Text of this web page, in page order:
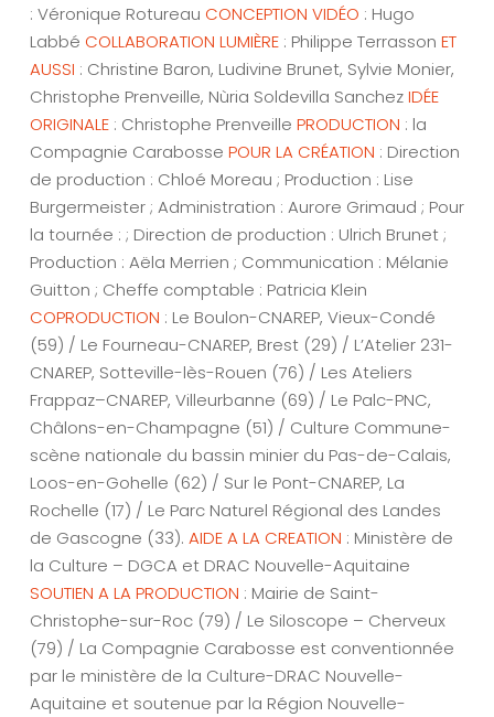
: Véronique Rotureau CONCEPTION VIDÉO : Hugo
Labbé COLLABORATION LUMIÈRE: Philippe Terrasson ET
AUSSI : Christine Baron, Ludivine Brunet, Sylvie Monier,
Christophe Prenveille, Nùria Soldevilla SanchezIDÉE
ORIGINALE: Christophe Prenveille PRODUCTION : la
Compagnie Carabosse POUR LA CRÉATION : Direction
de production : Chloé Moreau ; Production : Lise
Burgermeister ; Administration : Aurore Grimaud ; Pour
la tournée : ; Direction de production : Ulrich Brunet ;
Production : Aëla Merrien ; Communication : Mélanie
Guitton ; Cheffe comptable : Patricia Klein
COPRODUCTION : Le Boulon-CNAREP, Vieux-Condé
(59) / Le Fourneau-CNAREP, Brest (29) / L’Atelier 231-
CNAREP, Sotteville-lès-Rouen (76) / Les Ateliers
Frappaz–CNAREP, Villeurbanne (69) / Le Palc-PNC,
Châlons-en-Champagne (51) / Culture Commune-
scène nationale du bassin minier du Pas-de-Calais,
Loos-en-Gohelle (62) / Sur le Pont-CNAREP, La
Rochelle (17) / Le Parc Naturel Régional des Landes
de Gascogne (33). AIDE A LA CREATION : Ministère de
la Culture – DGCA et DRAC Nouvelle-Aquitaine
SOUTIEN A LA PRODUCTION : Mairie de Saint-
Christophe-sur-Roc (79) / Le Siloscope – Cherveux
(79) / La Compagnie Carabosse est conventionnée
par le ministère de la Culture-DRAC Nouvelle-
Aquitaine et soutenue par la Région Nouvelle-